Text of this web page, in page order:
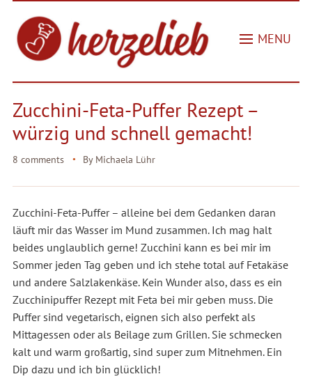
MENU
Zucchini-Feta-Puffer Rezept –
würzig und schnell gemacht!
8 comments By Michaela Lühr
Zucchini-Feta-Puffer – alleine bei dem Gedanken daran
läuft mir das Wasser im Mund zusammen. Ich mag halt
beides unglaublich gerne! Zucchini kann es bei mir im
Sommer jeden Tag geben und ich stehe total auf Fetakäse
und andere Salzlakenkäse. Kein Wunder also, dass es ein
Zucchinipuffer Rezept mit Feta bei mir geben muss. Die
Puffer sind vegetarisch, eignen sich also perfekt als
Mittagessen oder als Beilage zum Grillen. Sie schmecken
kalt und warm großartig, sind super zum Mitnehmen. Ein
Dip dazu und ich bin glücklich!